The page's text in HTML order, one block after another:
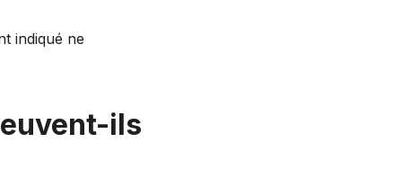
indiqué ne
ils